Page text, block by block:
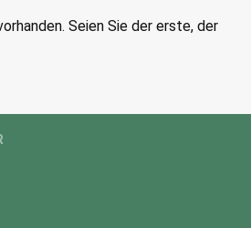
Seien Sie der erste, der